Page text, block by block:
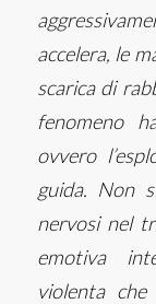
accelera, le
scarica di
fenomeno
ovvero
guida. Non
nervosi nel
emotiva
violenta